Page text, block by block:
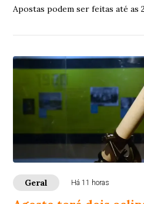
Apostas podem ser feitas até as
Geral Há 11 horas